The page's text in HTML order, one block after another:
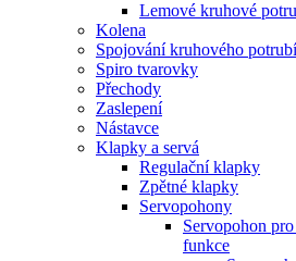
Lemové kruhové
Kolena
Spojování kruhového potrubí
Spiro tvarovky
Přechody
Zaslepení
Nástavce
Klapky a servá
Regulační klapky
Zpětné klapky
Servopohony
Servopohon
funkce